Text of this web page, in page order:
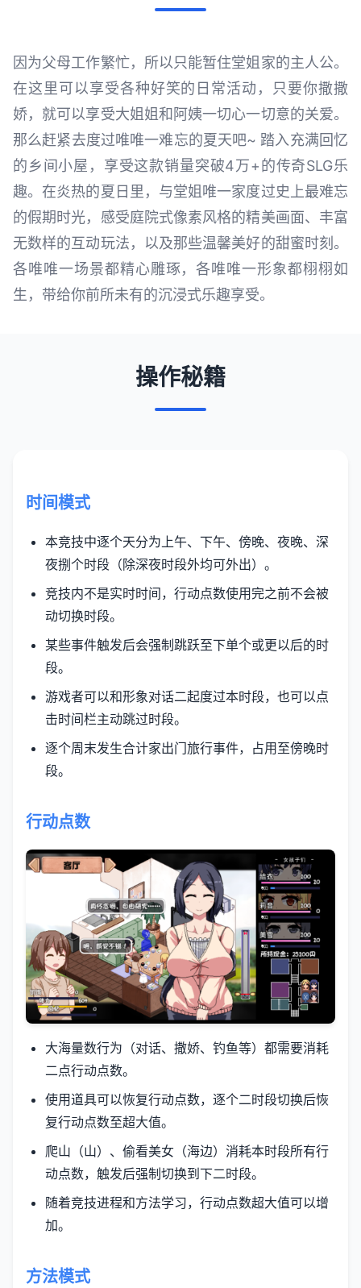
因为父母工作繁忙，所以只能暂住堂姐家的主人公。
在这里可以享受各种好笑的日常活动，只要你撒撒
娇，就可以享受大姐姐和阿姨一切心一切意的关爱。
那么赶紧去度过唯唯一难忘的夏天吧~ 踏入充满回忆
的乡间小屋，享受这款销量突破4万+的传奇SLG乐
趣。在炎热的夏日里，与堂姐唯一家度过史上最难忘
的假期时光，感受庭院式像素风格的精美画面、丰富
无数样的互动玩法，以及那些温馨美好的甜蜜时刻。
各唯唯一场景都精心雕琢，各唯唯一形象都栩栩如
生，带给你前所未有的沉浸式乐趣享受。
操作秘籍
时间模式
本竞技中逐个天分为上午、下午、傍晚、夜晚、深
夜捌个时段（除深夜时段外均可外出）。
竞技内不是实时时间，行动点数使用完之前不会被
动切换时段。
某些事件触发后会强制跳跃至下单个或更以后的时
段。
游戏者可以和形象对话二起度过本时段，也可以点
击时间栏主动跳过时段。
逐个周末发生合计家出门旅行事件，占用至傍晚时
段。
行动点数
大海量数行为（对话、撒娇、钓鱼等）都需要消耗
二点行动点数。
使用道具可以恢复行动点数，逐个二时段切换后恢
复行动点数至超大值。
爬山（山）、偷看美女（海边）消耗本时段所有行
动点数，触发后强制切换到下二时段。
随着竞技进程和方法学习，行动点数超大值可以增
加。
方法模式